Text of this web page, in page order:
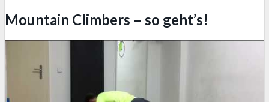
Mountain Climbers – so geht’s!